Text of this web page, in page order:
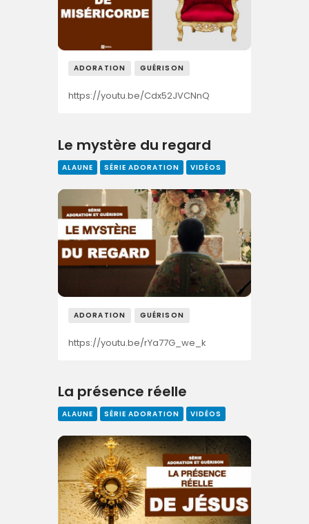
ADORATION GUÉRISON
https://youtu.be/Cdx52JVCNnQ
Le mystère du regard
ALAUNE SÉRIE ADORATION VIDÉOS
ADORATION GUÉRISON
https://youtu.be/rYa77G_we_k
La présence réelle
ALAUNE SÉRIE ADORATION VIDÉOS